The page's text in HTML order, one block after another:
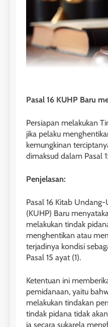
Pasal 16 KUHP Baru
Persiapan melakukan
jika pelaku
kemungkinan
dimaksud dalam Pasal
Penjelasan:
Pasal 16 Kitab
(KUHP) Baru
melakukan tindak
menghentikan atau
terjadinya kondisi
Pasal 15 ayat (1).
Ketentuan ini
pemidanaan, yaitu
melakukan tindakan
tindak pidana tidak
ia secara sukarela